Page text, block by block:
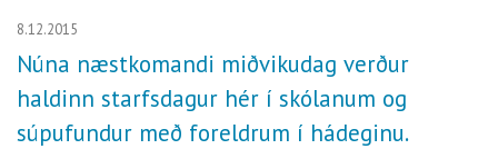
8.12.2015
Núna næstkomandi miðvikudag verður
haldinn starfsdagur hér í skólanum og
súpufundur með foreldrum í hádeginu.